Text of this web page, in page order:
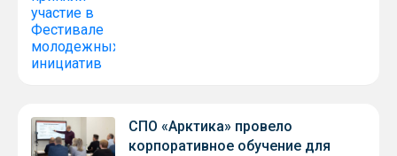
СПО «Арктика» провело
корпоративное обучение для